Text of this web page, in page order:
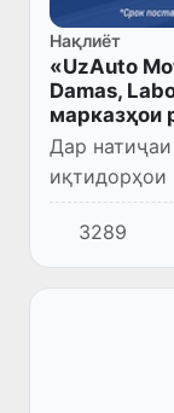
Нақлиёт
«UzAuto
Damas,
марказҳои
Дар натиҷаи корҳо
иқтидорҳои
Motors» ба
зиёда аз
расид, ки
3289